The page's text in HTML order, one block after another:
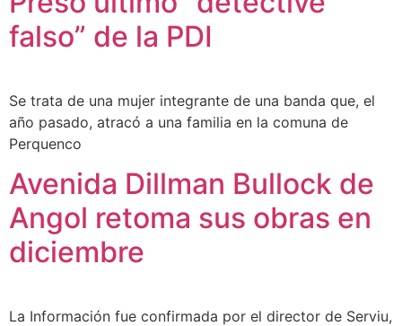
falso” de la PDI
Se trata de una mujer integrante de una banda que, el
año pasado, atracó a una familia en la comuna de
Perquenco
Avenida Dillman Bullock de
Angol retoma sus obras en
diciembre
La Información fue confirmada por el director de Serviu,